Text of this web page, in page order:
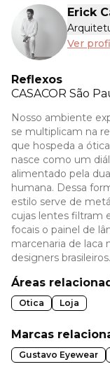
Erick
Ver
Reflexos
CASACOR São
Nosso ambiente
se multiplicam na
que hospeda a
nasce como um
alimentado pela
humana. Dessa
estilo serve de
cujas lentes filtram
focais o painel de
marcenaria de laca
designers brasileiros.
Áreas
Otica Loja
Marcas
Gustavo Eyewear